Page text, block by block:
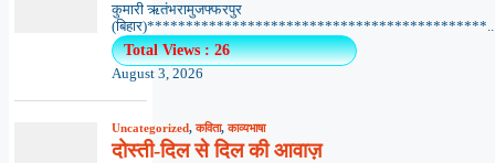
कुमारी ऋतंभरामुजफ्फरपुर
Total Views : 26
August 3, 2026
Uncategorized,कविता,काव्यभाषा
दोस्ती-दिल से दिल की आवाज़